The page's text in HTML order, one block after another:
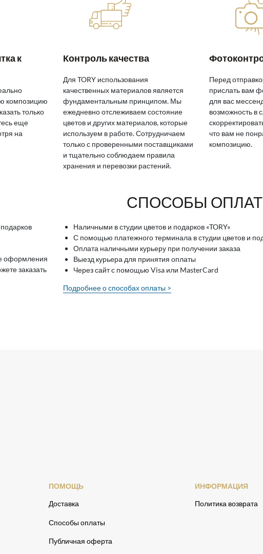
к
композицию
только
еще
на
Контроль качества
Для TORY использования
качественных материалов является
фундаментальным принципом. Мы
ежедневно отслеживаем состояние
цветов и других материалов, которые
используем в работе. Сотрудничаем
только с проверенными поставщиками
и тщательно соблюдаем правила
хранения и перевозки растений.
Перед
прислать вам
для вас
возможность в
что вам не
композицию.
оформления
заказать
СПОСОБЫ
Наличными в студии цветов и подарков «TORY»
С помощью платежного терминала в студии цветов и
Оплата наличными курьеру при получении заказа
Выезд курьера для принятия оплаты
Через сайт с помощью Visa или MasterCard
Подробнее о способах оплаты >
ПОМОЩЬ
Доставка
Способы оплаты
Публичная оферта
ИНФОРМАЦИЯ
Политика возврата